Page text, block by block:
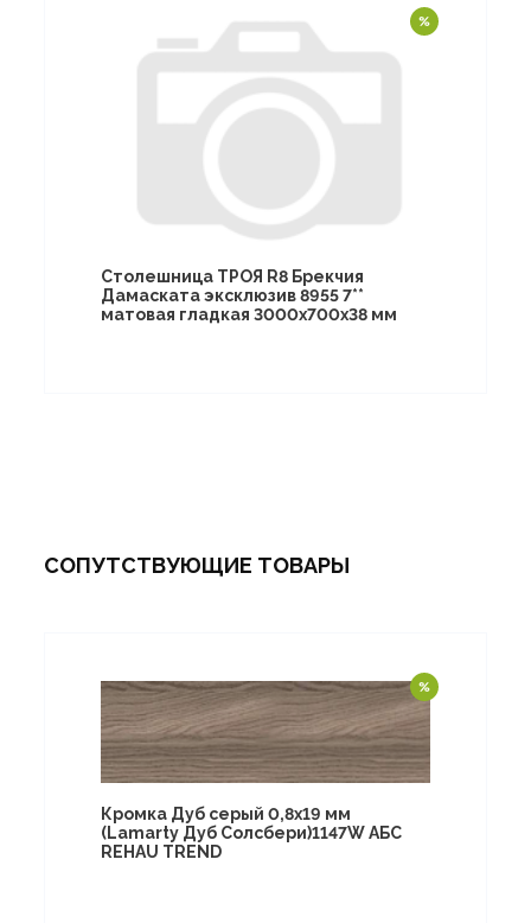
Столешница ТРОЯ R8 Брекчия
Дамаската эксклюзив 8955 7**
матовая гладкая 3000х700х38 мм
СОПУТСТВУЮЩИЕ ТОВАРЫ
Кромка Дуб серый 0,8х19 мм
(Lamarty Дуб Солсбери)1147W АБС
REHAU TREND